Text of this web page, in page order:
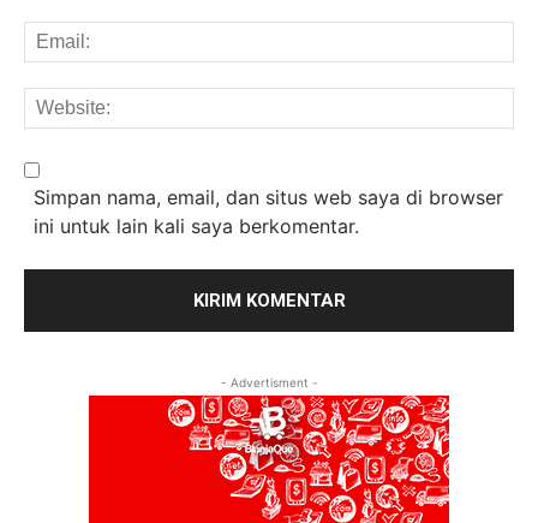
Simpan nama, email, dan situs web saya di browser
ini untuk lain kali saya berkomentar.
- Advertisment -